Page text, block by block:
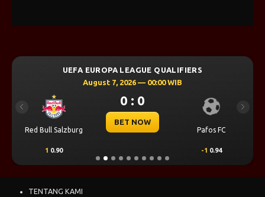
UEFA EUROPA LEAGUE QUALIFIERS
August 7, 2026 — 00:00 WIB
Red Bull Salzburg
0 : 0
BET NOW
Pafos FC
1 0.90 -1 0.94
Previous Next
TENTANG KAMI